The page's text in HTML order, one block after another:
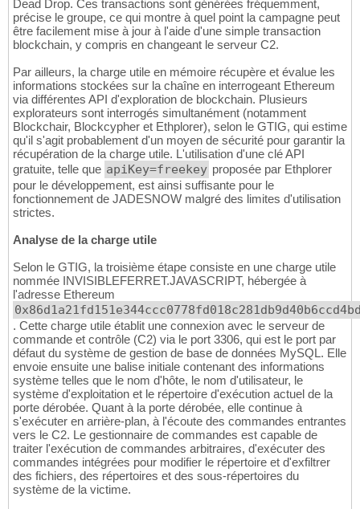
Dead Drop. Ces transactions sont générées fréquemment,
précise le groupe, ce qui montre à quel point la campagne peut
être facilement mise à jour à l'aide d'une simple transaction
blockchain, y compris en changeant le serveur C2.
Par ailleurs, la charge utile en mémoire récupère et évalue les
informations stockées sur la chaîne en interrogeant Ethereum
via différentes API d'exploration de blockchain. Plusieurs
explorateurs sont interrogés simultanément (notamment
Blockchair, Blockcypher et Ethplorer), selon le GTIG, qui estime
qu'il s'agit probablement d'un moyen de sécurité pour garantir la
récupération de la charge utile. L'utilisation d'une clé API
gratuite, telle que apiKey=freekey proposée par Ethplorer
pour le développement, est ainsi suffisante pour le
fonctionnement de JADESNOW malgré des limites d'utilisation
strictes.
Analyse de la charge utile
Selon le GTIG, la troisième étape consiste en une charge utile
nommée INVISIBLEFERRET.JAVASCRIPT, hébergée à
l'adresse Ethereum
. Cette charge utile établit une connexion avec le serveur de
commande et contrôle (C2) via le port 3306, qui est le port par
défaut du système de gestion de base de données MySQL. Elle
envoie ensuite une balise initiale contenant des informations
système telles que le nom d'hôte, le nom d'utilisateur, le
système d'exploitation et le répertoire d'exécution actuel de la
porte dérobée. Quant à la porte dérobée, elle continue à
s'exécuter en arrière-plan, à l'écoute des commandes entrantes
vers le C2. Le gestionnaire de commandes est capable de
traiter l'exécution de commandes arbitraires, d'exécuter des
commandes intégrées pour modifier le répertoire et d'exfiltrer
des fichiers, des répertoires et des sous-répertoires du
système de la victime.